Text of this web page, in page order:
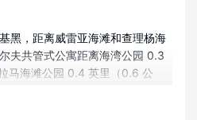
黑，距离威雷亚海滩和查理杨海
夫共管式公寓距离海湾公园 0.3
马海滩公园 0.4 英里（0.6 公